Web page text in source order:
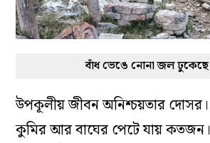
বাঁধ ভেঙে নোনা জল ঢুকেছে
উপকূলীয় জীবন অনিশ্চয়তার দোসর।
কুমির আর বাঘের পেটে যায়